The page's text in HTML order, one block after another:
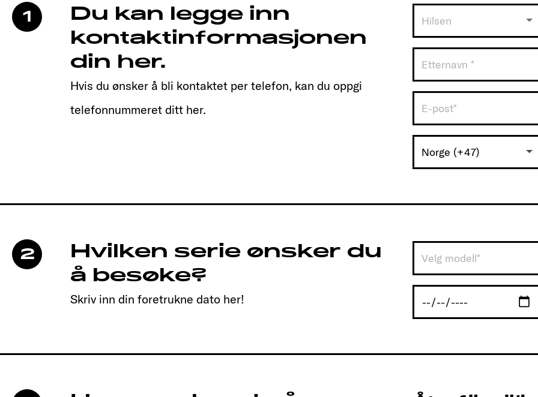
1
Du kan legge inn
kontaktinformasjonen
din her.
Hvis du ønsker å bli kontaktet per telefon, kan du oppgi
telefonnummeret ditt her.
Hilsen
Norge (+47)
2
Hvilken serie ønsker du
å besøke?
Skriv inn din foretrukne dato her!
Velg modell*